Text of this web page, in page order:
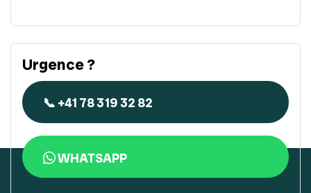
Urgence ?
📞 +41 78 319 32 82
WHATSAPP